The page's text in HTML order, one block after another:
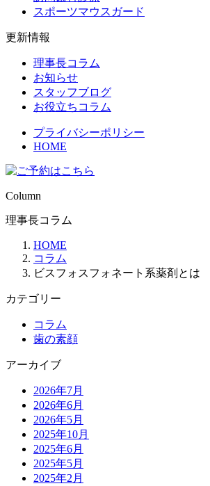
スポーツマウスガード
更新情報
理事長コラム
お知らせ
スタッフブログ
お役立ちコラム
プライバシーポリシー
HOME
Column
理事長コラム
HOME
コラム
ビスフォスフォネート系薬剤とは
カテゴリー
コラム
歯の素顔
アーカイブ
2026年7月
2026年6月
2026年5月
2025年10月
2025年6月
2025年5月
2025年2月